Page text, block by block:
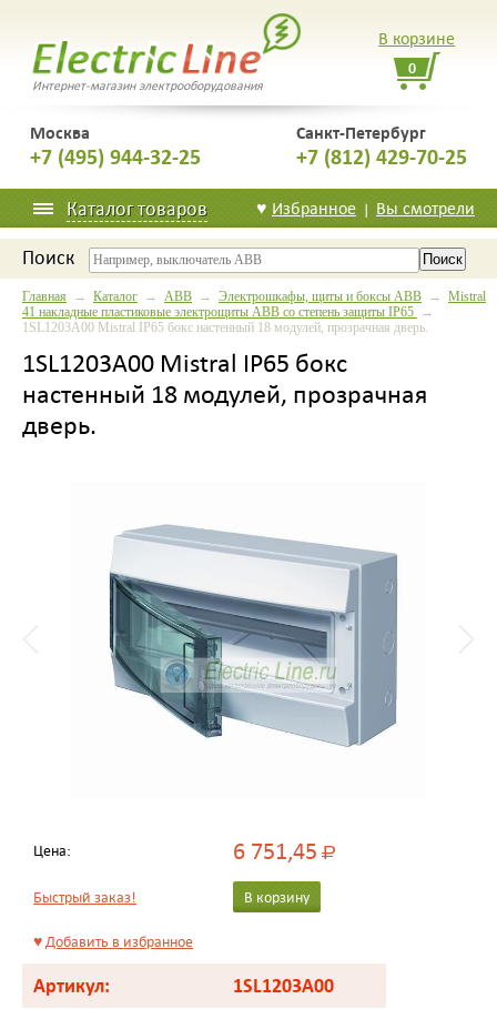
Интернет-магазин электрооборудования
Москва
+7 (495) 944-32-25
Санкт-Петербург
+7 (812) 429-70-25
В корзине
0
Каталог товаров ♥ Избранное | Вы смотрели
Поиск
Главная → Каталог → ABB → Электрошкафы, щиты и боксы ABB → Mistral
41 накладные пластиковые электрощиты ABB со степень защиты IP65 →
1SL1203A00 Mistral IP65 бокс настенный 18 модулей, прозрачная дверь.
1SL1203A00 Mistral IP65 бокс
настенный 18 модулей, прозрачная
дверь.
Цена: 6 751,45Р
Быстрый заказ! В корзину
♥Добавить в избранное
Артикул: 1SL1203A00